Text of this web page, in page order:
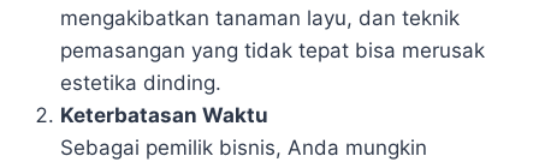
mengakibatkan tanaman layu, dan teknik
pemasangan yang tidak tepat bisa merusak
estetika dinding.
Keterbatasan Waktu
Sebagai pemilik bisnis, Anda mungkin